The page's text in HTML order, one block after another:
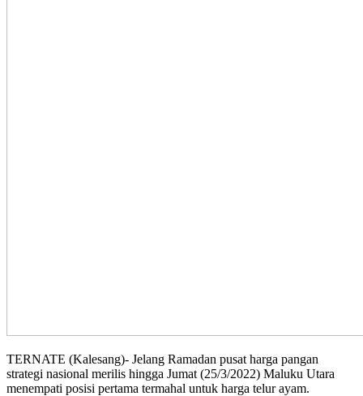
TERNATE (Kalesang)- Jelang Ramadan pusat harga pangan
strategi nasional merilis hingga Jumat (25/3/2022) Maluku Utara
menempati posisi pertama termahal untuk harga telur ayam.